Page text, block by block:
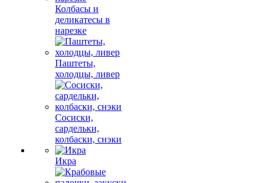
Колбасы и
деликатесы в
нарезке
Паштеты,
холодцы, ливер
Сосиски,
сардельки,
колбаски, снэки
Икра